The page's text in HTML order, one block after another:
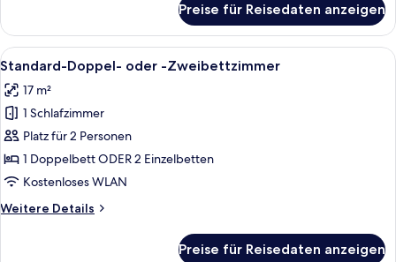
anzeigen
Double
or
Twin
Preise für Reisedaten anzeigen
Alle
Fotos
für
Standard-
Doppel-
oder
-
anzeigen
Ein Hotelzimmer mit einem großen
12
Standard-Doppel- oder -Zweibettzimmer
17 m²
1 Schlafzimmer
Platz für 2 Personen
1 Doppelbett ODER 2 Einzelbetten
Kostenloses WLAN
Weitere Details
Weitere
Preise für Reisedaten anzeigen